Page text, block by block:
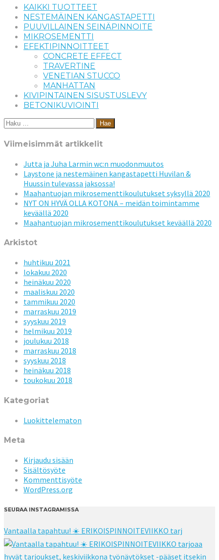
KAIKKI TUOTTEET
NESTEMÄINEN KANGASTAPETTI
PUUVILLAINEN SEINÄPINNOITE
MIKROSEMENTTI
EFEKTIPINNOITTEET
CONCRETE EFFECT
TRAVERTINE
VENETIAN STUCCO
MANHATTAN
KIVIPINTAINEN SISUSTUSLEVY
BETONIKUVIOINTI
Haku:
Viimeisimmät artikkelit
Jutta ja Juha Larmin wc:n muodonmuutos
Laystone ja nestemäinen kangastapetti Huvilan &
Huussin tulevassa jaksossa!
Maahantuojan mikrosementtikoulutukset syksyllä 2020
NYT ON HYVÄ OLLA KOTONA – meidän toimintamme
keväällä 2020
Maahantuojan mikrosementtikoulutukset keväällä 2020
Arkistot
huhtikuu 2021
lokakuu 2020
heinäkuu 2020
maaliskuu 2020
tammikuu 2020
marraskuu 2019
syyskuu 2019
helmikuu 2019
joulukuu 2018
marraskuu 2018
syyskuu 2018
heinäkuu 2018
toukokuu 2018
Kategoriat
Luokittelematon
Meta
Kirjaudu sisään
Sisältösyöte
Kommenttisyöte
WordPress.org
SEURAA INSTAGRAMISSA
Vantaalla tapahtuu! ☀️ ERIKOISPINNOITEVIIKKO tarj